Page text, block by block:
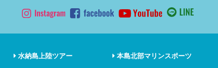
水納島上陸ツアー 本島北部マリンスポーツ